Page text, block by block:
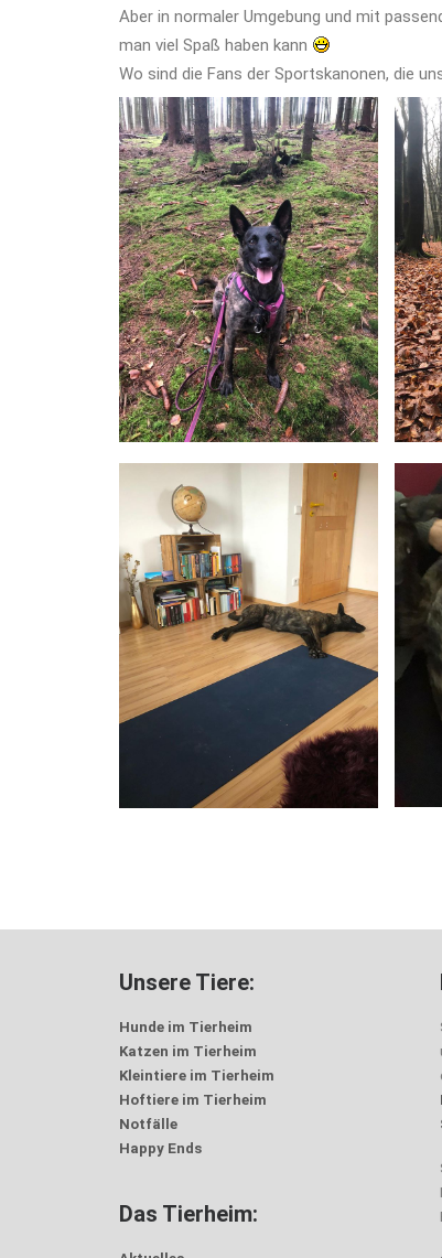
Aber in normaler Umgebung und mit
man viel Spaß haben kann
Wo sind die Fans der Sportskanonen, die
Unsere Tiere:
Hunde im Tierheim
Katzen im Tierheim
Kleintiere im Tierheim
Hoftiere im Tierheim
Notfälle
Happy Ends
Das Tierheim: